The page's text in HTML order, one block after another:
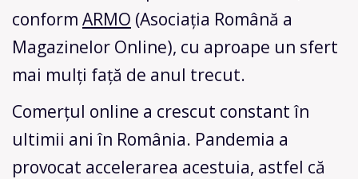
conform ARMO (Asociația Română a
Magazinelor Online), cu aproape un sfert
mai mulți față de anul trecut.
Comerțul online a crescut constant în
ultimii ani în România. Pandemia a
provocat accelerarea acestuia, astfel că